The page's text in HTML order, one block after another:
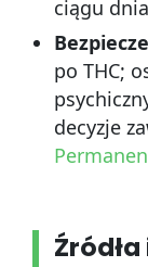
ciągu
po THC;
decyzje